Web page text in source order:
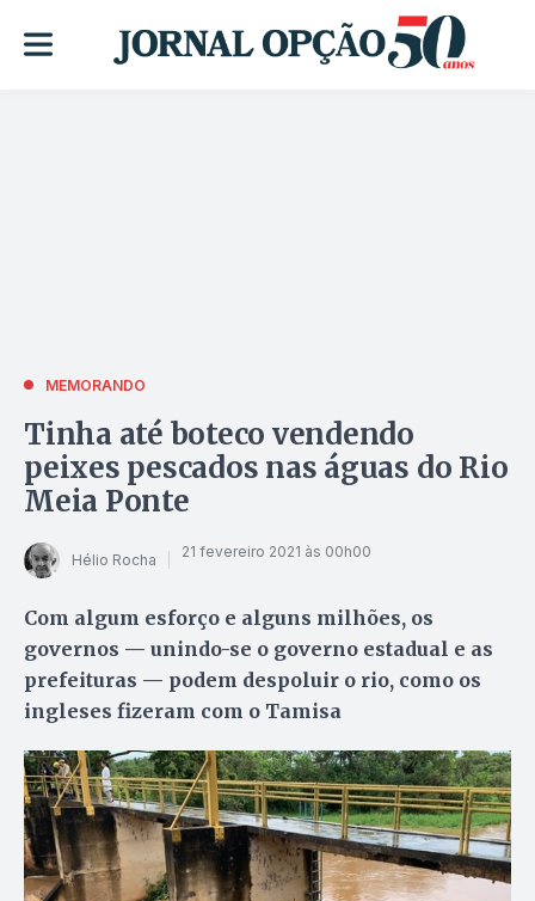
MEMORANDO
Tinha até boteco vendendo
peixes pescados nas águas do Rio
Meia Ponte
Hélio Rocha 21 fevereiro 2021 às 00h00
Com algum esforço e alguns milhões, os
governos — unindo-se o governo estadual e as
prefeituras — podem despoluir o rio, como os
ingleses fizeram com o Tamisa